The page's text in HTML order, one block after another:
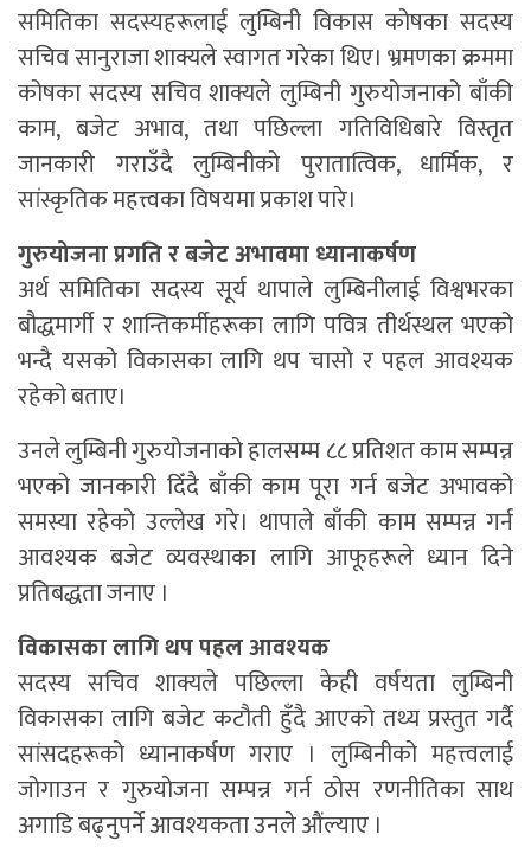
समितिका सदस्यहरूलाई लुम्बिनी विकास कोषका सदस्य
सचिव सानुराजा शाक्यले स्वागत गरेका थिए। भ्रमणका क्रममा
कोषका सदस्य सचिव शाक्यले लुम्बिनी गुरुयोजनाको बाँकी
काम, बजेट अभाव, तथा पछिल्ला गतिविधिबारे विस्तृत
जानकारी गराउँदै लुम्बिनीको पुरातात्विक, धार्मिक, र
सांस्कृतिक महत्त्वका विषयमा प्रकाश पारे।
गुरुयोजना प्रगति र बजेट अभावमा ध्यानाकर्षण
अर्थ समितिका सदस्य सूर्य थापाले लुम्बिनीलाई विश्वभरका
बौद्धमार्गी र शान्तिकर्मीहरूका लागि पवित्र तीर्थस्थल भएको
भन्दै यसको विकासका लागि थप चासो र पहल आवश्यक
रहेको बताए।
उनले लुम्बिनी गुरुयोजनाको हालसम्म ८८ प्रतिशत काम सम्पन्न
भएको जानकारी दिँदै बाँकी काम पूरा गर्न बजेट अभावको
समस्या रहेको उल्लेख गरे। थापाले बाँकी काम सम्पन्न गर्न
आवश्यक बजेट व्यवस्थाका लागि आफूहरूले ध्यान दिने
प्रतिबद्धता जनाए ।
विकासका लागि थप पहल आवश्यक
सदस्य सचिव शाक्यले पछिल्ला केही वर्षयता लुम्बिनी
विकासका लागि बजेट कटौती हुँदै आएको तथ्य प्रस्तुत गर्दै
सांसदहरूको ध्यानाकर्षण गराए । लुम्बिनीको महत्त्वलाई
जोगाउन र गुरुयोजना सम्पन्न गर्न ठोस रणनीतिका साथ
अगाडि बढ्नुपर्ने आवश्यकता उनले औंल्याए ।